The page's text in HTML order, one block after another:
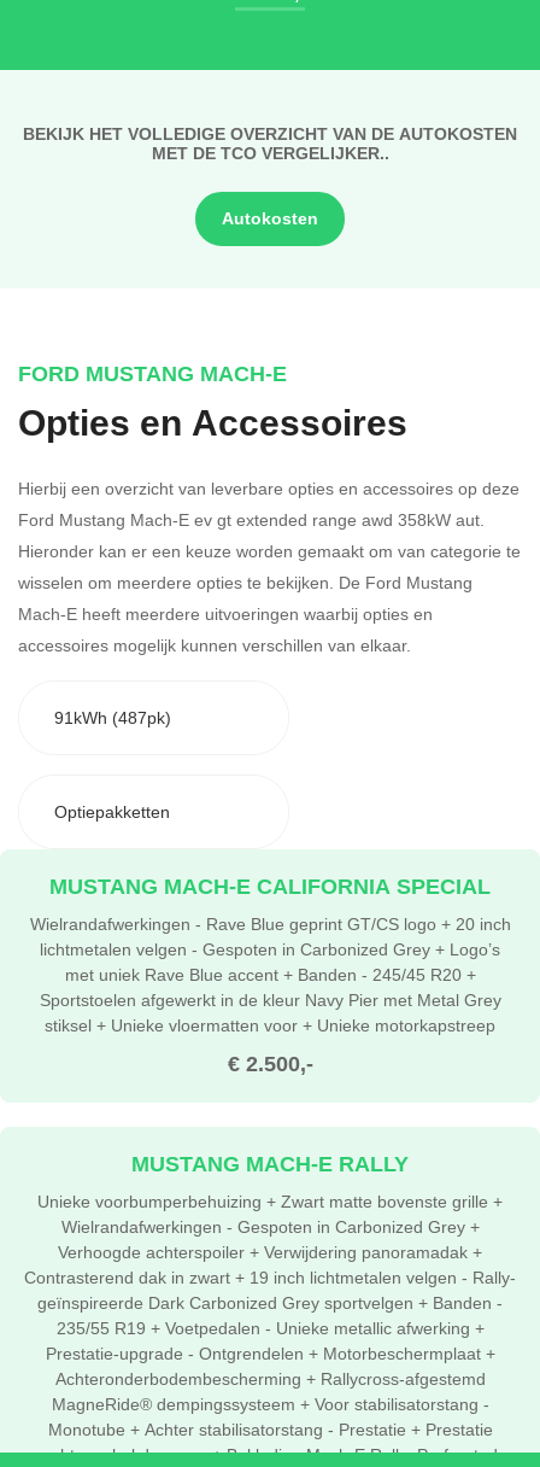
BEKIJK HET VOLLEDIGE OVERZICHT VAN DE AUTOKOSTEN
MET DE TCO VERGELIJKER..
Autokosten
FORD MUSTANG MACH-E
Opties en Accessoires
Hierbij een overzicht van leverbare opties en accessoires op deze
Ford Mustang Mach-E ev gt extended range awd 358kW aut.
Hieronder kan er een keuze worden gemaakt om van categorie te
wisselen om meerdere opties te bekijken. De Ford Mustang
Mach-E heeft meerdere uitvoeringen waarbij opties en
accessoires mogelijk kunnen verschillen van elkaar.
91kWh (487pk)
Optiepakketten
€ 2.500,-
MUSTANG MACH-E CALIFORNIA SPECIAL
Wielrandafwerkingen - Rave Blue geprint GT/CS logo + 20 inch
lichtmetalen velgen - Gespoten in Carbonized Grey + Logo’s
met uniek Rave Blue accent + Banden - 245/45 R20 +
Sportstoelen afgewerkt in de kleur Navy Pier met Metal Grey
stiksel + Unieke vloermatten voor + Unieke motorkapstreep
MUSTANG MACH-E RALLY
Unieke voorbumperbehuizing + Zwart matte bovenste grille +
Wielrandafwerkingen - Gespoten in Carbonized Grey +
Verhoogde achterspoiler + Verwijdering panoramadak +
Contrasterend dak in zwart + 19 inch lichtmetalen velgen - Rally-
geïnspireerde Dark Carbonized Grey sportvelgen + Banden -
235/55 R19 + Voetpedalen - Unieke metallic afwerking +
Prestatie-upgrade - Ontgrendelen + Motorbeschermplaat +
Achteronderbodembescherming + Rallycross-afgestemd
MagneRide® dempingssysteem + Voor stabilisatorstang -
Monotube + Achter stabilisatorstang - Prestatie + Prestatie
achter schokdempers + Bekleding Mach-E Rally: Perforated